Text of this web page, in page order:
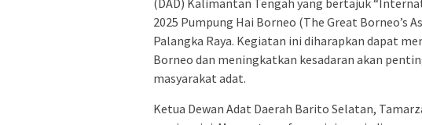
(DAD) Kalimantan Tengah yang bertajuk
2025 Pumpung Hai Borneo (The Great Borneo’s
Palangka Raya. Kegiatan ini diharapkan dapat
Borneo dan meningkatkan kesadaran akan
masyarakat adat.
Ketua Dewan Adat Daerah Barito Selatan,